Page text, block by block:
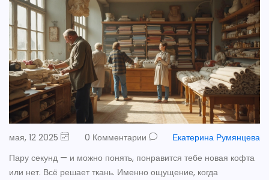
мая, 12 2025 0 Комментарии
Екатерина Румянцева
Пару секунд — и можно понять, понравится тебе новая кофта
или нет. Всё решает ткань. Именно ощущение, когда